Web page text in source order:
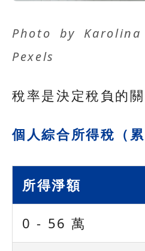
Photo by Karolina
Pexels
稅率是決定稅負的關
個人綜合所得稅（
所得淨額
0 - 56 萬